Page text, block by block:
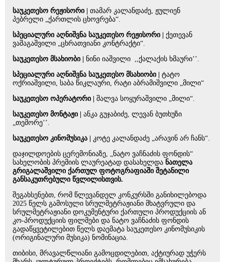
საუკეთესო რეჟისორი |
თამარ კალანდაძე, ჟულიენ
პებრელი „ქართლის ცხოვრება“.
სპეციალური აღნიშვნა საუკეთესო რეჟისორი | ქეთევან
ვაშაგაშვილი „ცხრათვიანი კონტრაქტი“.
საუკეთესო მსახიობი | ნინი იაშვილი ,,ქალაქის ხმაური’’.
სპეციალური აღნიშვნა საუკეთესო მსახიობი | ტატო
ოქრიაშვილი, საბა წიკლაური, რატი აბრამიშვილი „მილი“
საუკეთესო ოპერატორი | შალვა სოყურაშვილი „მილი“.
საუკეთესო მონტაჟი |
ანკა გუჯაბიძე, ლევან ბუთხუზი
„თემორე’’.
საუკეთესო კინომუსიკა | კოტე კალანდაძე „არავინ არ ჩანს“.
დაჯილდოების ცერემონიაზე, „ნატო ვაჩნაძის ფონდის“
სახელობის პრემიის ლაურეატად დასახელდა ნათელა
გრიგალაშვილი ქართულ ფოტოგრაფიაში შეტანილი
განსაკუთრებული წვლილისთვის.
შეგახსენებთ, რომ წლევანდელ კონკურსში განიხილებოდა
2025 წელს გამოსული სრულმეტრაჟიანი მხატვრული და
სრულმეტრაჟიანი დოკუმენტური ქართული პროდუქციის ან
კო-პროდუქციის ფილმები და ნატო ვაჩნაძის ფონდის
გადაწყვეტილებით წელს დაემატა საუკეთესო კინომუსიკის
(ორიგინალური მუსიკა) ნომინაცია.
თიბისი, მრავალწლიანი გამოცდილებით, აქტიურად უჭერს